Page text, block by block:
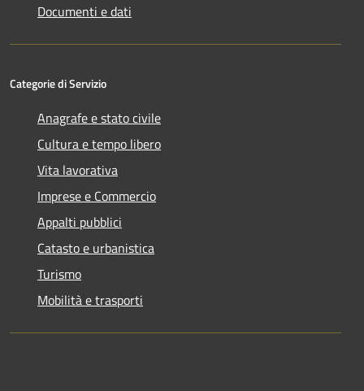
Documenti e dati
Categorie di Servizio
Anagrafe e stato civile
Cultura e tempo libero
Vita lavorativa
Imprese e Commercio
Appalti pubblici
Catasto e urbanistica
Turismo
Mobilità e trasporti